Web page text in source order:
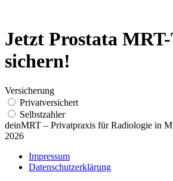
Jetzt Prostata
sichern!
Versicherung
Privatversichert
Selbstzahler
deinMRT – Privatpraxis für Radiologie in
2026
Impressum
Datenschutzerklärung